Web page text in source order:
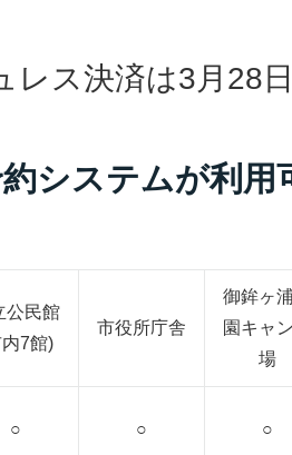
ス決済は3月28
システムが利用
公民館
7館)
市役所庁舎
御鉾ヶ
園キャ
場
○ ○ ○